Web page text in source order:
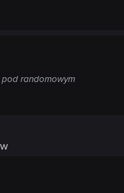
pod randomowym